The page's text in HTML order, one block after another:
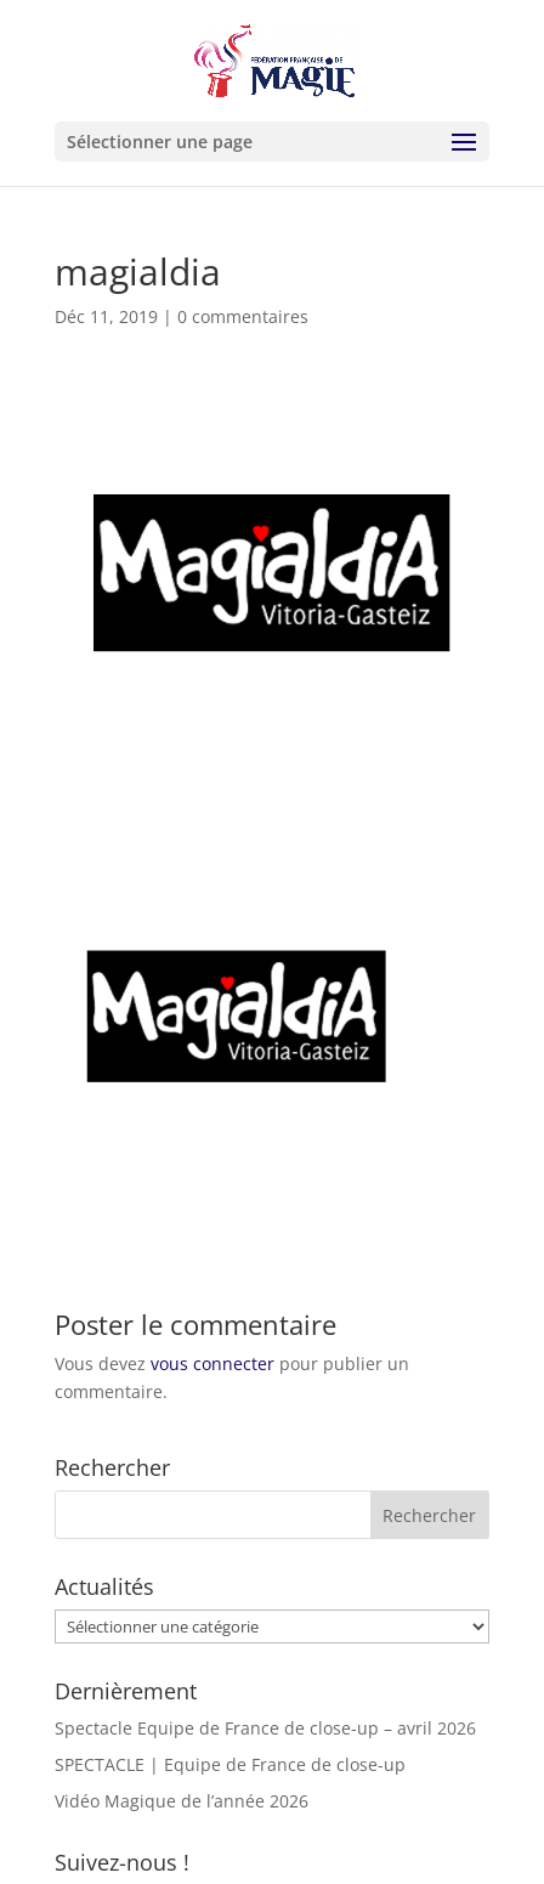
Sélectionner une page
magialdia
Déc 11, 2019| 0 commentaires
Poster le commentaire
Vous devez vous connecterpour publier un
commentaire.
Rechercher
Actualités
Actualités
Dernièrement
Spectacle Equipe de France de close-up – avril 2026
SPECTACLE | Equipe de France de close-up
Vidéo Magique de l’année 2026
Suivez-nous !